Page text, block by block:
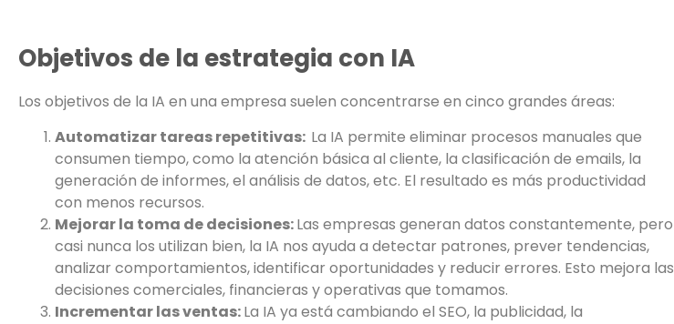
Objetivos de la estrategia con IA
Los objetivos de la IA en una empresa suelen concentrarse en cinco grandes áreas:
Automatizar tareas repetitivas: La IA permite eliminar procesos manuales que
consumen tiempo, como la atención básica al cliente, la clasificación de emails, la
generación de informes, el análisis de datos, etc. El resultado es más productividad
con menos recursos.
Mejorar la toma de decisiones:Las empresas generan datos constantemente, pero
casi nunca los utilizan bien, la IA nos ayuda a detectar patrones, prever tendencias,
analizar comportamientos, identificar oportunidades y reducir errores. Esto mejora las
decisiones comerciales, financieras y operativas que tomamos.
Incrementar las ventas:La IA ya está cambiando el SEO, la publicidad, la